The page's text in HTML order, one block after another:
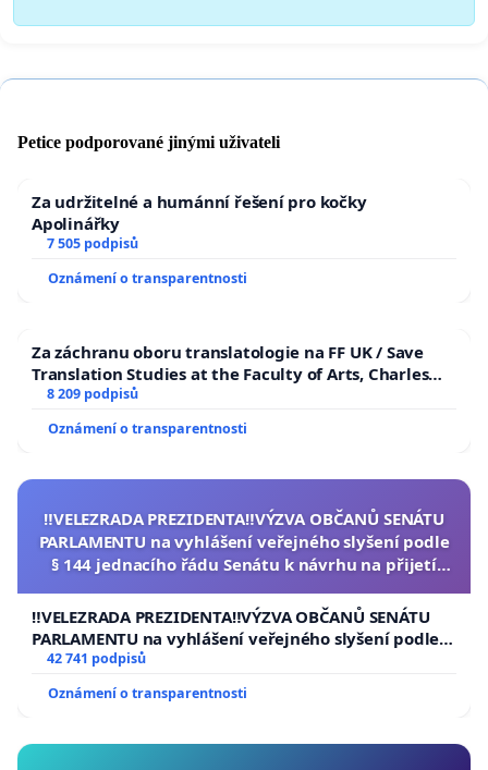
Petice podporované jinými uživateli
Za udržitelné a humánní řešení pro kočky
Apolinářky
7 505 podpisů
Oznámení o transparentnosti
Za záchranu oboru translatologie na FF UK / Save
Translation Studies at the Faculty of Arts, Charles
University
8 209 podpisů
Oznámení o transparentnosti
‼️VELEZRADA PREZIDENTA‼️VÝZVA OBČANŮ SENÁTU
PARLAMENTU na vyhlášení veřejného slyšení podle
§ 144 jednacího řádu Senátu k návrhu na přijetí
republiky
‼️VELEZRADA PREZIDENTA‼️VÝZVA OBČANŮ SENÁTU
PARLAMENTU na vyhlášení veřejného slyšení podle §
144 jednacího řádu Senátu k návrhu na přijetí
republiky
42 741 podpisů
Oznámení o transparentnosti